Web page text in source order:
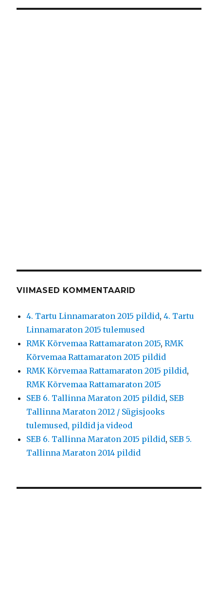
VIIMASED KOMMENTAARID
4. Tartu Linnamaraton 2015 pildid,4. Tartu
Linnamaraton 2015 tulemused
RMK Kõrvemaa Rattamaraton 2015,RMK
Kõrvemaa Rattamaraton 2015 pildid
RMK Kõrvemaa Rattamaraton 2015 pildid,
RMK Kõrvemaa Rattamaraton 2015
SEB 6. Tallinna Maraton 2015 pildid, SEB
Tallinna Maraton 2012 / Sügisjooks
tulemused, pildid ja videod
SEB 6. Tallinna Maraton 2015 pildid, SEB 5.
Tallinna Maraton 2014 pildid